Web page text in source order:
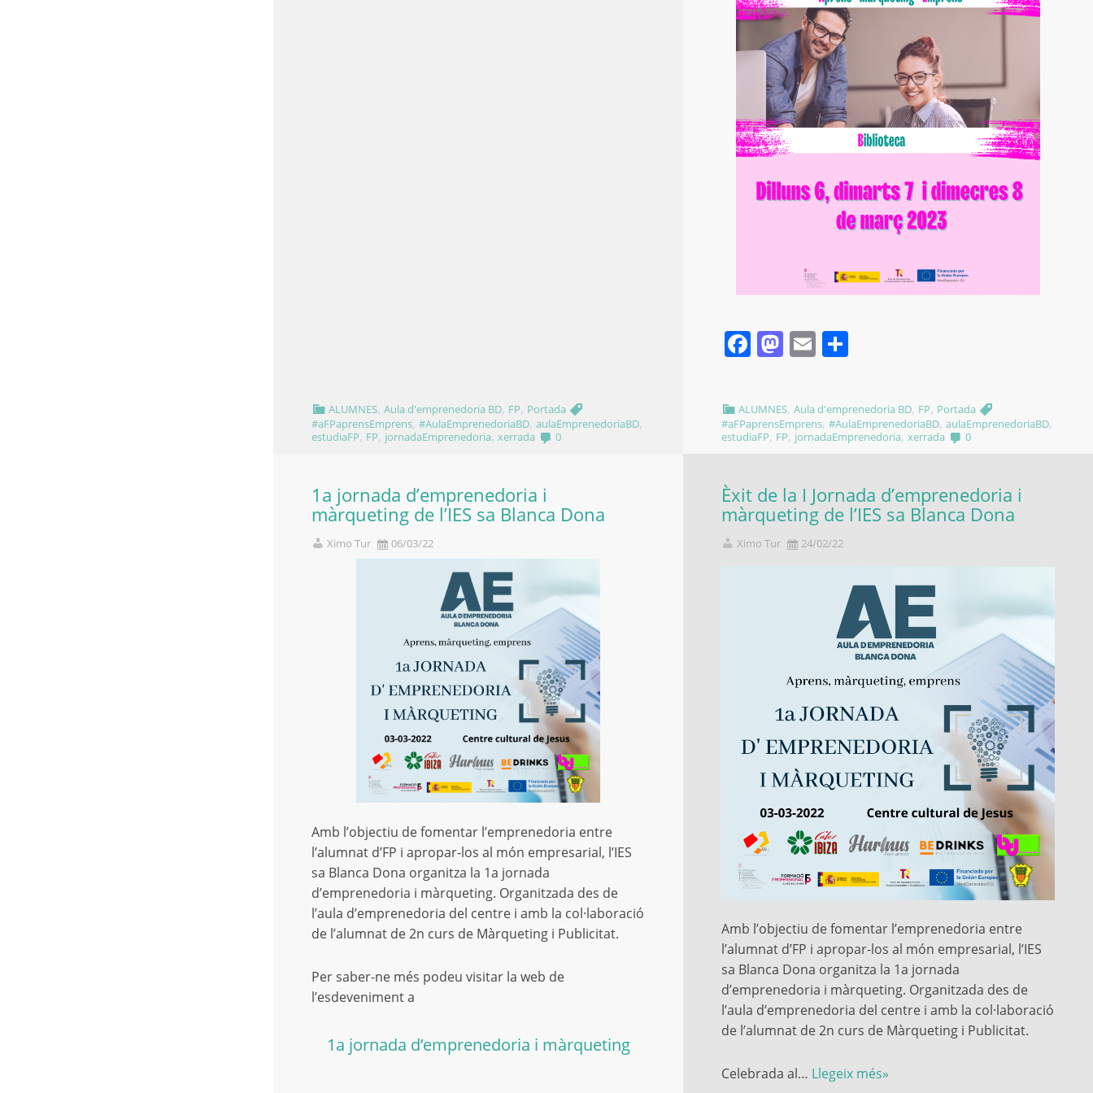
ALUMNES,Aula d'emprenedoria BD, FP, Portada
#aFPaprensEmprens, #AulaEmprenedoriaBD, aulaEmprenedoriaBD,
estudiaFP, FP, jornadaEmprenedoria, xerrada 0
Facebook
Mastodon
Email
ALUMNES,Aula d'emprenedoria BD, FP, Portada
#aFPaprensEmprens, #AulaEmprenedoriaBD, aulaEmprenedoriaBD,
estudiaFP, FP, jornadaEmprenedoria, xerrada 0
1a jornada d’emprenedoria i
màrqueting de l’IES sa Blanca Dona
Ximo Tur 06/03/22
Amb l’objectiu de fomentar l’emprenedoria entre
l’alumnat d’FP i apropar-los al món empresarial, l’IES
sa Blanca Dona organitza la 1a jornada
d’emprenedoria i màrqueting. Organitzada des de
l’aula d’emprenedoria del centre i amb la col·laboració
de l’alumnat de 2n curs de Màrqueting i Publicitat.
Per saber-ne més podeu visitar la web de
l’esdeveniment a
1a jornada d’emprenedoria i màrqueting
Èxit de la I Jornada d’emprenedoria i
màrqueting de l’IES sa Blanca Dona
Ximo Tur 24/02/22
Amb l’objectiu de fomentar l’emprenedoria entre
l’alumnat d’FP i apropar-los al món empresarial, l’IES
sa Blanca Dona organitza la 1a jornada
d’emprenedoria i màrqueting. Organitzada des de
l’aula d’emprenedoria del centre i amb la col·laboració
de l’alumnat de 2n curs de Màrqueting i Publicitat.
Celebrada al… Llegeix més»